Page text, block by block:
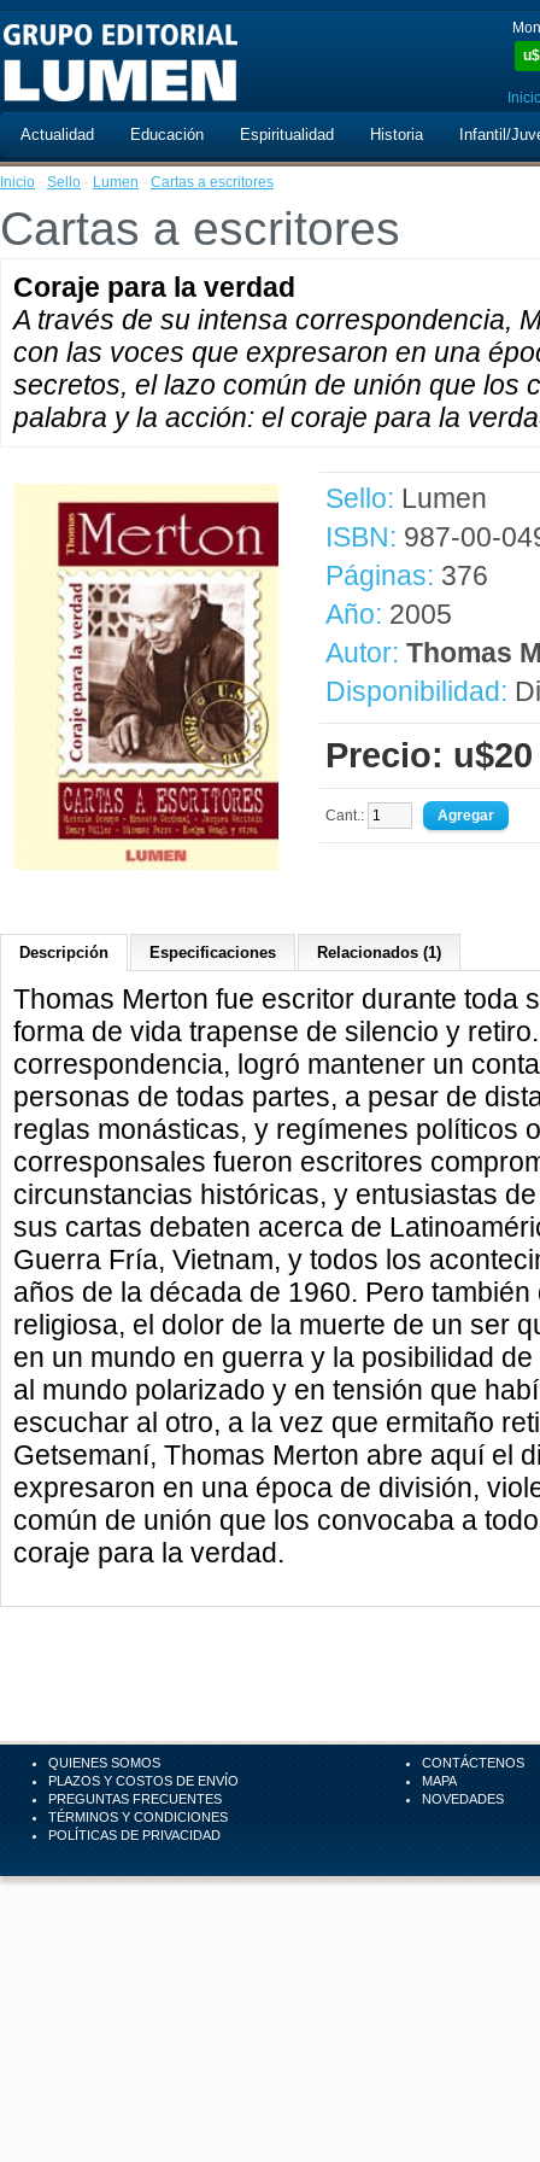
u$
Actualidad Educación Espiritualidad Historia Infantil/
Inicio · Sello · Lumen · Cartas a escritores
Cartas a escritores
Coraje para la verdad
A través de su intensa correspondencia,
con las voces que expresaron en una
secretos, el lazo común de unión que los
palabra y la acción: el coraje para la
Sello: Lumen
ISBN: 987-00-
Páginas: 376
Año: 2005
Autor: Thomas
Disponibilidad:
Precio: u$20
Cant.:
Descripción Especificaciones Relacionados (1)
Thomas Merton fue escritor durante toda
forma de vida trapense de silencio y
correspondencia, logró mantener un
personas de todas partes, a pesar de
reglas monásticas, y regímenes políticos
corresponsales fueron escritores
circunstancias históricas, y entusiastas
sus cartas debaten acerca de
Guerra Fría, Vietnam, y todos los
años de la década de 1960. Pero
religiosa, el dolor de la muerte de un ser
en un mundo en guerra y la posibilidad
al mundo polarizado y en tensión que
escuchar al otro, a la vez que ermitaño
Getsemaní, Thomas Merton abre aquí el
expresaron en una época de división,
común de unión que los convocaba a
coraje para la verdad.
QUIENES SOMOS
PLAZOS Y COSTOS DE ENVÍO
PREGUNTAS FRECUENTES
TÉRMINOS Y CONDICIONES
POLÍTICAS DE PRIVACIDAD
CONTÁCTENOS
MAPA
NOVEDADES